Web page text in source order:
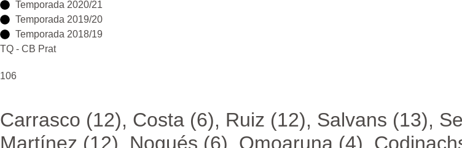
Temporada 2020/21
Temporada 2019/20
Temporada 2018/19
TQ - CB Prat
106
Carrasco (12), Costa (6), Ruiz (12), Salvans (13),
Martínez (12), Nogués (6), Omoaruna (4),